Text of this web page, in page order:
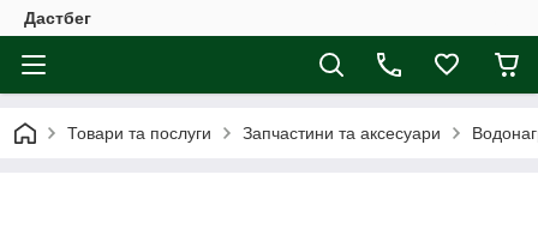
Дастбег
Товари та послуги Запчастини та аксесуари